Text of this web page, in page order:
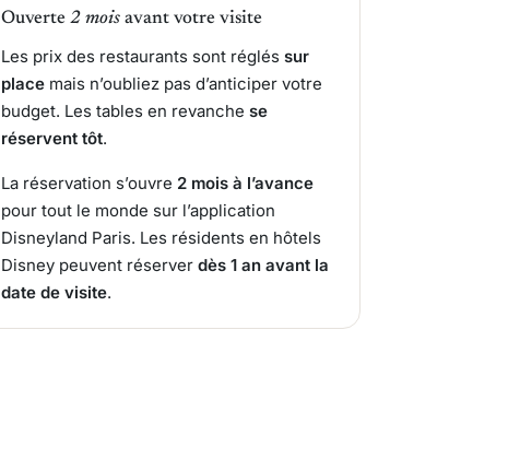
Ouverte2 mois avant votre visite
Les prix des restaurants sont régléssur
place mais n’oubliez pas d’anticiper votre
budget. Les tables en revanchese
réservent tôt.
La réservation s’ouvre 2 mois à l’avance
pour tout le monde sur l’application
Disneyland Paris. Les résidents en hôtels
Disney peuvent réserverdès 1 an avant la
date de visite.